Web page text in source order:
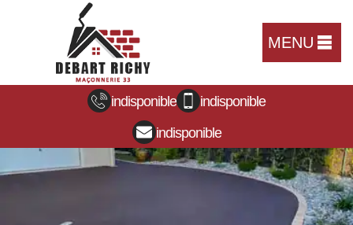
MENU
indisponible
indisponible
indisponible